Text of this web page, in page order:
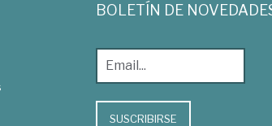
BOLETÍN DE
SUSCRIBIRSE